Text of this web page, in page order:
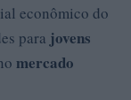
econômico do
para jovens
mercado